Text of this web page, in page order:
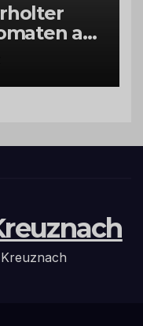
am
in